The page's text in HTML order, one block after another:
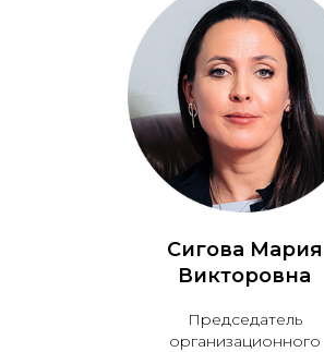
Сигова Мария
Викторовна
Председатель
организационного